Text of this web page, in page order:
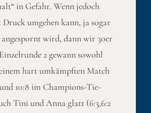
in Gefahr. Wenn jedoch
umgehen kann, ja sogar
angespornt wird, dann wir 30er
2 gewann sowohl
hart umkämpften Match
10:8 im Champions-Tie-
Tini und Anna glatt (6:3,6:2